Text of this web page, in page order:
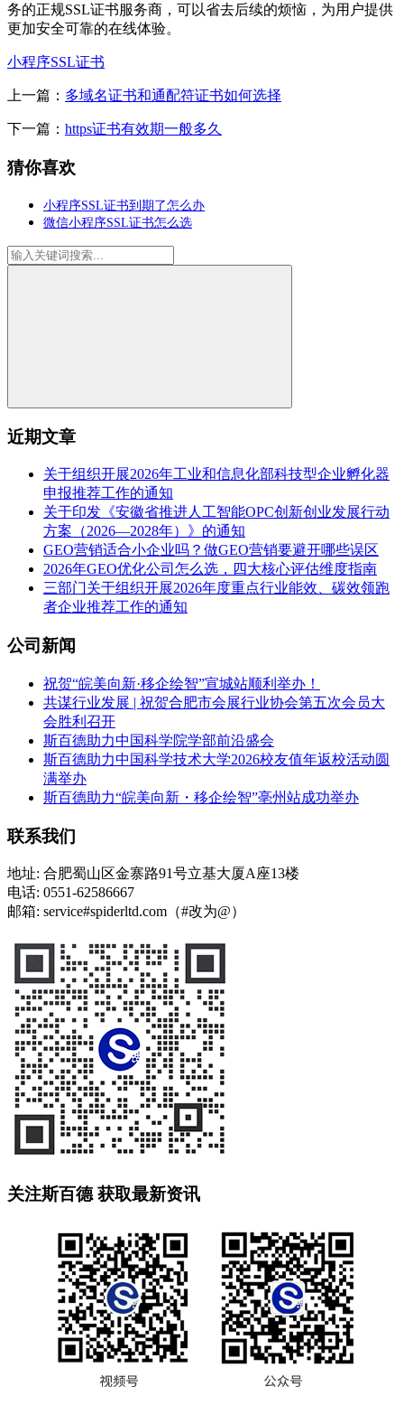
务的正规SSL证书服务商，可以省去后续的烦恼，为用户提供
更加安全可靠的在线体验。
小程序SSL证书
上一篇： 多域名证书和通配符证书如何选择
下一篇： https证书有效期一般多久
猜你喜欢
小程序SSL证书到期了怎么办
微信小程序SSL证书怎么选
近期文章
关于组织开展2026年工业和信息化部科技型企业孵化器
申报推荐工作的通知
关于印发《安徽省推进人工智能OPC创新创业发展行动
方案（2026—2028年）》的通知
GEO营销适合小企业吗？做GEO营销要避开哪些误区
2026年GEO优化公司怎么选，四大核心评估维度指南
三部门关于组织开展2026年度重点行业能效、碳效领跑
者企业推荐工作的通知
公司新闻
祝贺“皖美向新·移企绘智”宣城站顺利举办！
共谋行业发展 | 祝贺合肥市会展行业协会第五次会员大
会胜利召开
斯百德助力中国科学院学部前沿盛会
斯百德助力中国科学技术大学2026校友值年返校活动圆
满举办
斯百德助力“皖美向新・移企绘智”亳州站成功举办
联系我们
地址: 合肥蜀山区金寨路91号立基大厦A座13楼
电话: 0551-62586667
邮箱: service#spiderltd.com（#改为@）
关注斯百德 获取最新资讯